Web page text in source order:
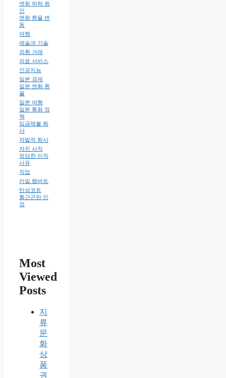
엔화 하락 원
인
엔화 환율 변
동
여행
예술과 기술
외환 거래
의료 서비스
인공지능
일본 경제
일본 엔화 환
율
일본 여행
일본 통화 정
책
임금체불 퇴
사
자발적 퇴사
자진 사직
정당한 이직
사유
직업
카일 램버트
탄성코트
통근곤란 인
정
Most
Viewed
Posts
지
류
문
화
상
품
권